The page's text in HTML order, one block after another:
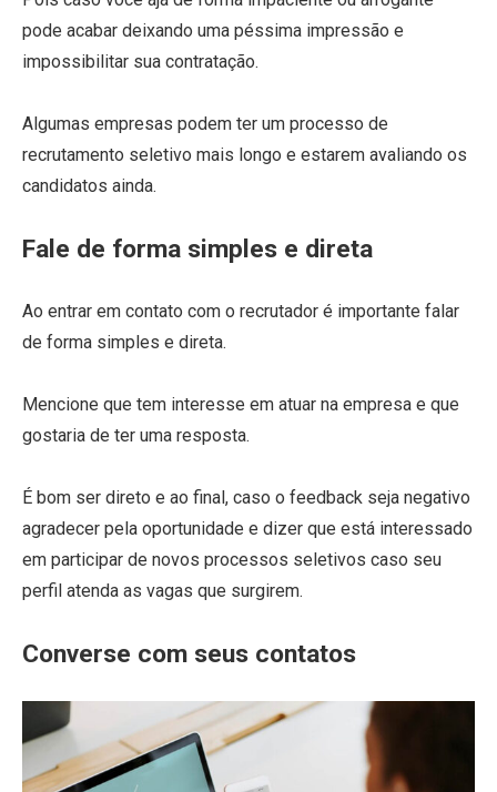
pode acabar deixando uma péssima impressão e
impossibilitar sua contratação.
Algumas empresas podem ter um processo de
recrutamento seletivo mais longo e estarem avaliando os
candidatos ainda.
Fale de forma simples e direta
Ao entrar em contato com o recrutador é importante falar
de forma simples e direta.
Mencione que tem interesse em atuar na empresa e que
gostaria de ter uma resposta.
É bom ser direto e ao final, caso o feedback seja negativo
agradecer pela oportunidade e dizer que está interessado
em participar de novos processos seletivos caso seu
perfil atenda as vagas que surgirem.
Converse com seus contatos